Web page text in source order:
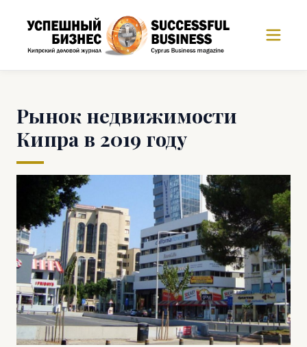
Рынок недвижимости
Кипра в 2019 году